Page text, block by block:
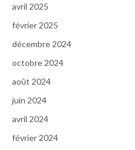
avril 2025
février 2025
décembre 2024
octobre 2024
août 2024
juin 2024
avril 2024
février 2024